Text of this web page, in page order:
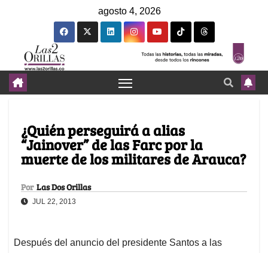
agosto 4, 2026
¿Quién perseguirá a alias
“Jainover” de las Farc por la
muerte de los militares de Arauca?
Por Las Dos Orillas
JUL 22, 2013
Después del anuncio del presidente Santos a las